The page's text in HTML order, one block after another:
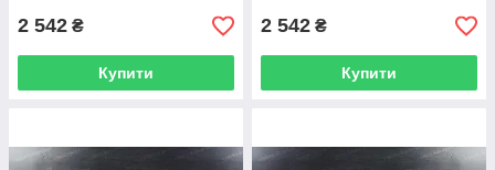
2 542 ₴
Купити
2 542 ₴
Купити